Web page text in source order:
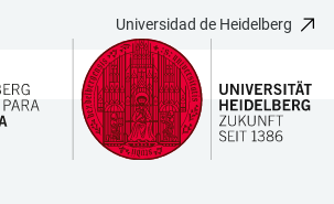
Universidad de Heidelberg